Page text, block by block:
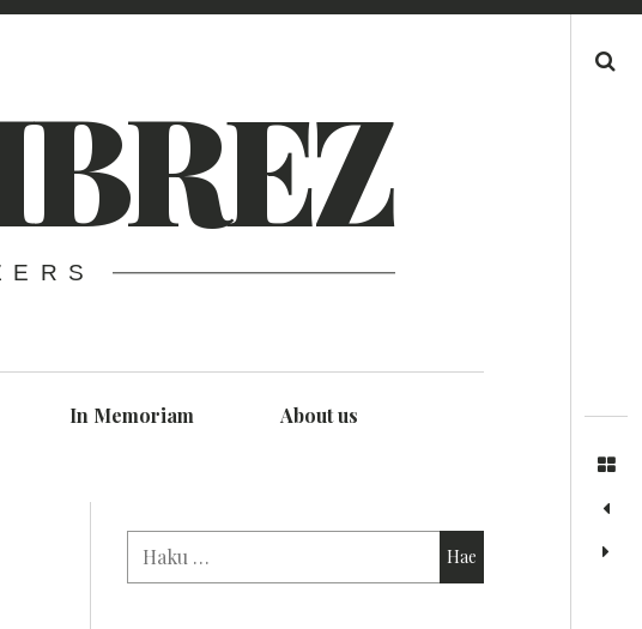
In Memoriam About us